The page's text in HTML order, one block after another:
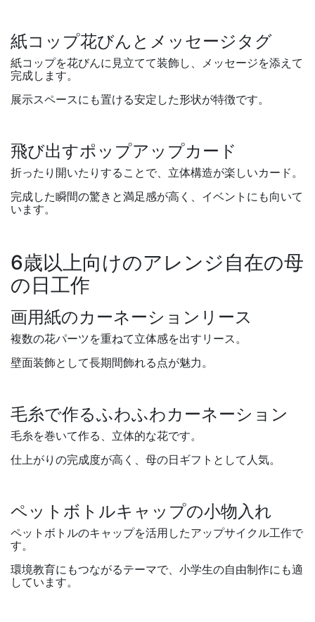
紙コップ花びんとメッセージタグ
紙コップを花びんに見立てて装飾し、メッセージを添えて
完成します。
展示スペースにも置ける安定した形状が特徴です。
飛び出すポップアップカード
折ったり開いたりすることで、立体構造が楽しいカード。
完成した瞬間の驚きと満足感が高く、イベントにも向いて
います。
6歳以上向けのアレンジ自在の母
の日工作
画用紙のカーネーションリース
複数の花パーツを重ねて立体感を出すリース。
壁面装飾として長期間飾れる点が魅力。
毛糸で作るふわふわカーネーション
毛糸を巻いて作る、立体的な花です。
仕上がりの完成度が高く、母の日ギフトとして人気。
ペットボトルキャップの小物入れ
ペットボトルのキャップを活用したアップサイクル工作で
す。
環境教育にもつながるテーマで、小学生の自由制作にも適
しています。